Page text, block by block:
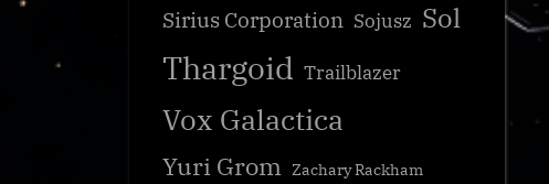
Sirius Corporation Sojusz Sol
Thargoid Trailblazer
Vox Galactica
Yuri Grom Zachary Rackham